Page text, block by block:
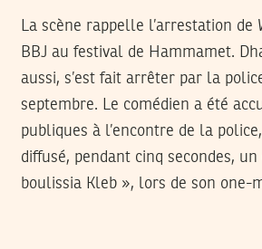
La scène rappelle l’arrestation de
BBJ au festival de Hammamet.
aussi, s’est fait arrêter par la
septembre. Le comédien a été
publiques à l’encontre de la
diffusé, pendant cinq secondes,
boulissia Kleb », lors de son one-